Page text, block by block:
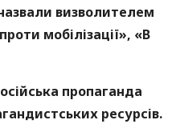
визволителем
мобілізації», «В
пропаганда
ресурсів.